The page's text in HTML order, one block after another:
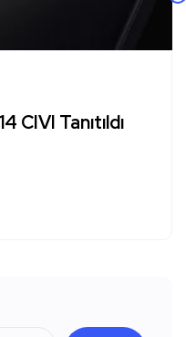
CIVI Tanıtıldı